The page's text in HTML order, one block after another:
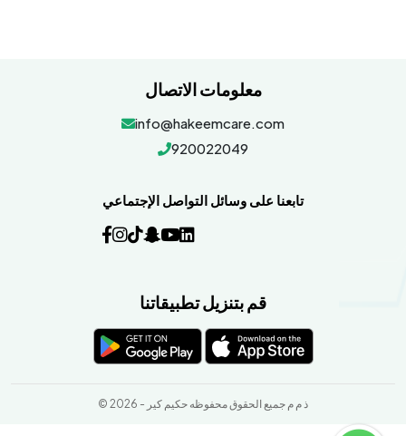
معلومات الاتصال
info@hakeemcare.com
920022049
تابعنا على وسائل التواصل الإجتماعي
قم بتنزيل تطبيقاتنا
© 2026 - ذ م م جميع الحقوق محفوظه حكيم كير